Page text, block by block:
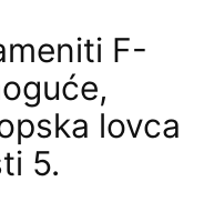
F-
lovca
5.